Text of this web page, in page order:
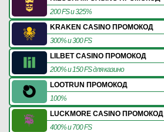
200 FS и 325%
KRAKEN CASINO ПРОМОКОД
300% и 300 FS
LILBET CASINO ПРОМОКОД
200% и 150 FS для казино
LOOTRUN ПРОМОКОД
100%
LUCKMORE CASINO ПРОМОКОД
400% и 700 FS